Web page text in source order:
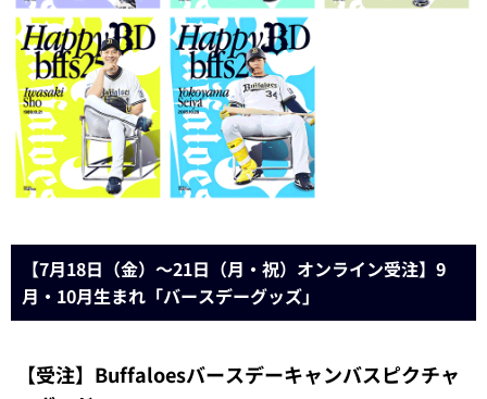
【7月18日（金）～21日（月・祝）オンライン受注】9
月・10月生まれ「バースデーグッズ」
【受注】Buffaloesバースデーキャンバスピクチャ